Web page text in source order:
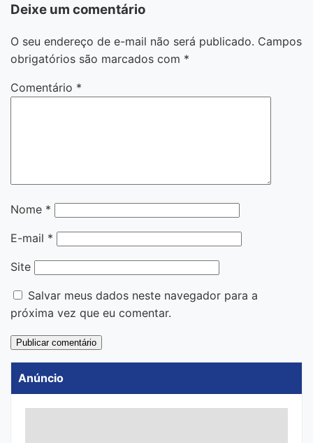
Deixe um comentário
O seu endereço de e-mail não será publicado. Campos
obrigatórios são marcados com *
Comentário *
Nome *
E-mail *
Site
Salvar meus dados neste navegador para a
próxima vez que eu comentar.
Anúncio